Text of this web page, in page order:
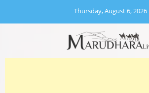
content
Thursday, August 6, 2026